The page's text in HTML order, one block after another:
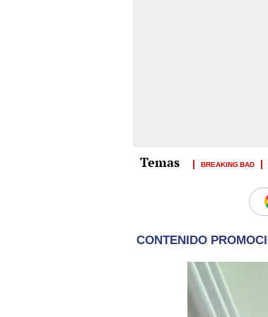
BREAKING BAD